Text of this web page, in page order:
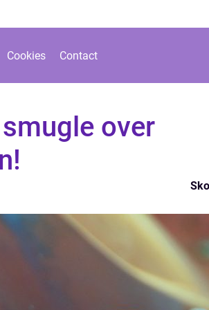
Cookies Contact
over